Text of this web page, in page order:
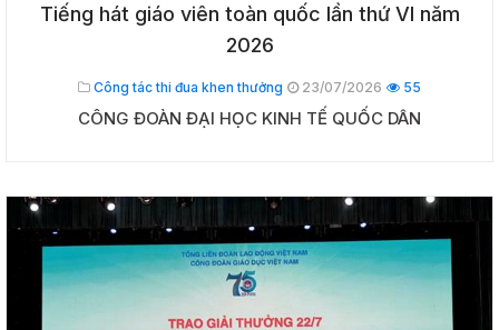
Tiếng hát giáo viên toàn quốc lần thứ VI năm
2026
Công tác thi đua khen thưởng 23/07/2026 55
CÔNG ĐOÀN ĐẠI HỌC KINH TẾ QUỐC DÂN